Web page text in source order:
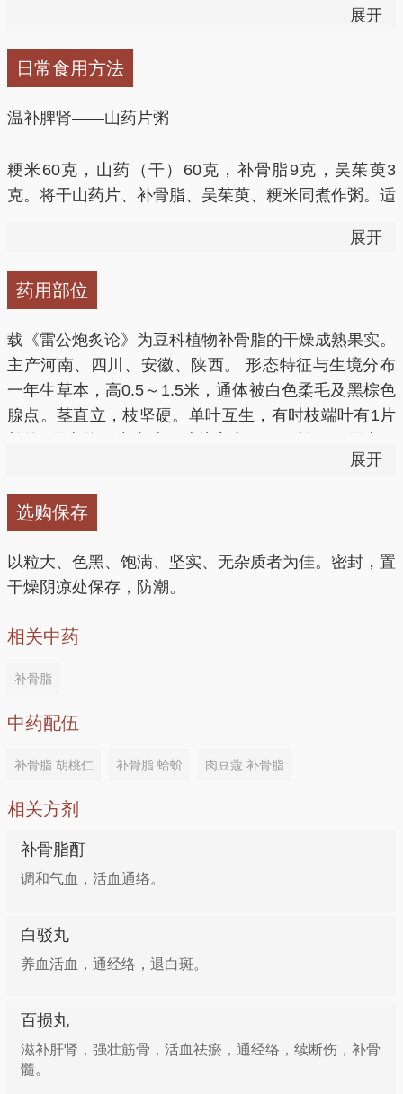
3、阳痿：可用补骨脂50g，核桃仁、杜仲各30g共研细
120g，核桃仁30g，乳香、没药、沉香各7.5g。炼蜜为
丸，如梧桐子大。每服20丸，空腹温酒送服。
豆蔻60g，大枣49枚。将补骨脂和肉豆蔻研成细末；大
枣和生姜一同煮熟，取枣肉；将枣肉和药末和为丸，如
梧桐子大。每服30丸，盐汤送服。
6、子宫出血：补骨脂10g，赤石脂10g（先煎）。每日
1剂，水煎服，分2次服。本法对妇女子宫出血、月经
过多、人工流产后出血等有较好的止血效果。
仲、大蒜各120g，核桃仁90g，青盐30g，将药研末，
大蒜煮熟与核桃仁、青盐捣成膏，合药末，炼蜜为丸，
每丸重9g。每次服2丸，每日2次。
50g，水煎常服。
15g。
方三：治疗慢性腹泻
补骨脂、神曲各15g，白术、党参各20g，炮姜10g，炙
补骨脂、何首乌各30g，共捣碎，置150ml75％的酒精
内浸泡7日后，取药液涂擦患处，每日3次。
展开
日常食用方法
温补脾肾——山药片粥
粳米60克，山药（干）60克，补骨脂9克，吴茱萸3
克。将干山药片、补骨脂、吴茱萸、粳米同煮作粥。适
补肾延寿，美发养颜一一补骨脂菟丝子瘦肉汤
骨脂、菟丝子、红枣(去核〕洗净，猪瘦肉洗净、切
件。把全部用料放入锅内，加清水适量，大火煮济后,
小火焚1小时，加盐调味供用。
牛蹄筋（泡发）500克，油菜心50克，补骨脂5克，盐8
克，味精10克，白砂糖20克，料酒40克，水淀粉（豌
豆）40克，胡椒粉2克，大葱5克，姜5克。将补骨脂洗
净放入罐内，加清水上笼蒸汁,油菜心洗净，葱切段，
取锅1个，锅内垫好箅子，下入上汤，牛筋及补骨脂
味，熟后将箅子取出，将牛筋装盘，锅内留汁调好口
于盘中牛筋四周即成。
切片加适量水炖30分钟；后加入杜仲、补骨脂，再煮
15分钟即可。本品特别适用于老年人血虚腰痛。
展开
药用部位
载《雷公炮炙论》为豆科植物补骨脂的干燥成熟果实。
主产河南、四川、安徽、陕西。 形态特征与生境分布
一年生草本，高0.5～1.5米，通体被白色柔毛及黑棕色
腺点。茎直立，枝坚硬。单叶互生，有时枝端叶有1片
宽5～7厘米，先端稍尖，基部截形或微心形，边缘有
不规则粗齿，近无毛，两面均有显著黑色腺点，叶柄长
2～4厘米，侧生小叶柄甚短。夏季叶腋抽出总状花
短，花萼钟状，上面2枚萼齿连合，具黄棕色腺点；蝶
形花冠淡紫色，长约4毫米，旗瓣宽倒卵形；雄蕊10，
黑色，熟后不开裂。种子1粒，扁圆形，棕黑色，粘贴
展开
选购保存
以粒大、色黑、饱满、坚实、无杂质者为佳。密封，置
干燥阴凉处保存，防潮。
相关中药
补骨脂
中药配伍
补骨脂 胡桃仁 补骨脂 蛤蚧 肉豆蔻 补骨脂
相关方剂
补骨脂酊
调和气血，活血通络。
白驳丸
养血活血，通经络，退白斑。
百损丸
滋补肝肾，强壮筋骨，活血祛瘀，通经络，续断伤，补骨
髓。